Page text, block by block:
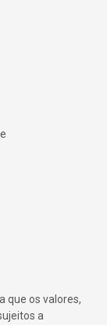
que os valores,
a